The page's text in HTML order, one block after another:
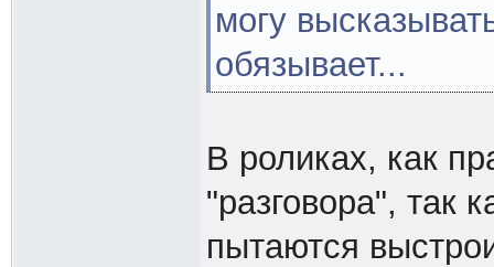
могу
обязывает...
В роликах, как
"разговора", так
пытаются